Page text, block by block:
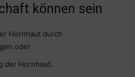
können sein
Hornhaut durch
oder
der Hornhaut.